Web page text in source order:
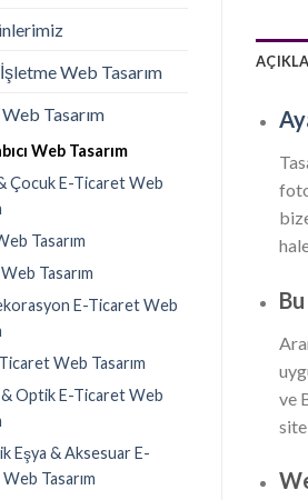
Web Tasarım
Tasarım
Web Tasarım
Çocuk E-Ticaret Web
Tasarım
Tasarım
E-Ticaret Web
Web Tasarım
Optik E-Ticaret Web
Eşya & Aksesuar E-
Tasarım
ve